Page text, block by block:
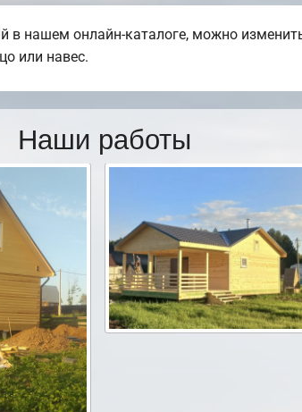
в нашем онлайн-каталоге, можно
или навес.
Наши работы